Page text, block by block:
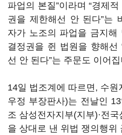
파업의 본질”이라며 “경제
권을 제한해선 안 된다”는
자가 노조의 파업을 금지해
결정권을 쥔 법원을 향해선
선 안 된다”는 주문도 이어
14일 법조계에 따르면, 수
우정 부장판사)는 전날인
조 삼성전자지부(지부)·전
을 상대로 낸 위법 쟁의행위